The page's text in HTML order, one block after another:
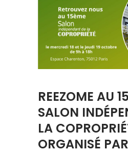
REEZOME AU
SALON
LA
ORGANISÉ